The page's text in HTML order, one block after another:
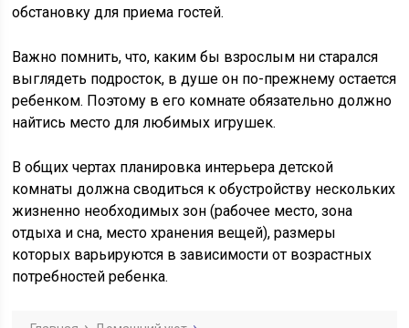
обстановку для приема гостей.
Важно помнить, что, каким бы взрослым ни старался
выглядеть подросток, в душе он по-прежнему остается
ребенком. Поэтому в его комнате обязательно должно
найтись место для любимых игрушек.
В общих чертах планировка интерьера детской
комнаты должна сводиться к обустройству нескольких
жизненно необходимых зон (рабочее место, зона
отдыха и сна, место хранения вещей), размеры
которых варьируются в зависимости от возрастных
потребностей ребенка.